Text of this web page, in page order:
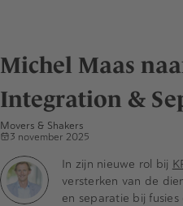
Michel Maas
Integration &
Movers & Shakers
3 november 2025
In zijn nieuwe rol bij
versterken van de
en separatie bij fusies